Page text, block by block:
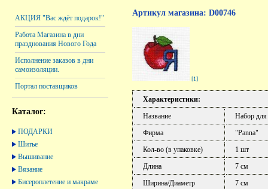
АКЦИЯ "Вас ждёт подарок!"
Работа Магазина в дни
празднования Нового Года
Исполнение заказов в дни
самоизоляции.
Портал поставщиков
Каталог:
ПОДАРКИ
Шитье
Вышивание
Вязание
Бисероплетение и макраме
Артикул магазина: D00746
[1]
Характеристики:
Название
Набор
Фирма
"Panna"
Кол-во (в упаковке)
1 шт
Длина
7 см
Ширина/Диаметр
7 см